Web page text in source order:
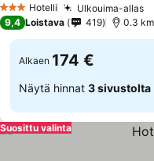
3 Tähtiluokitus
Hotelli Ulkouima-allas
9,4 Loistava 419 0.3
Alkaen 174 €
Näytä hinnat 3 sivustolta
Suosittu valinta